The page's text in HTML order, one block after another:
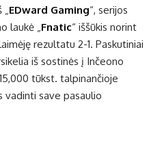
EDward Gaming“, serijos
laukė „ Fnatic“ iššūkis norint
rezultatu 2-1. Paskutiniai
iš sostinės į Inčeono
tūkst. talpinančioje
vadinti save pasaulio